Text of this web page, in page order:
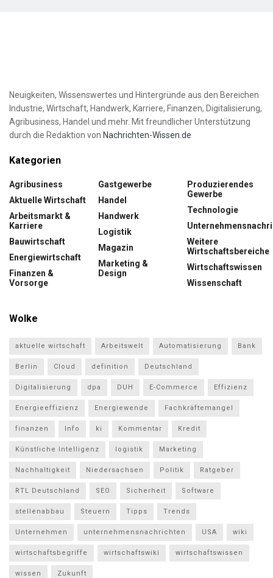
Neuigkeiten, Wissenswertes und Hintergründe aus den Bereichen
Industrie, Wirtschaft, Handwerk, Karriere, Finanzen, Digitalisierung,
Agribusiness, Handel und mehr. Mit freundlicher Unterstützung
durch die Redaktion von Nachrichten-Wissen.de
Kategorien
Agribusiness
Aktuelle Wirtschaft
Arbeitsmarkt &
Karriere
Bauwirtschaft
Energiewirtschaft
Finanzen &
Vorsorge
Gastgewerbe
Handel
Handwerk
Logistik
Magazin
Marketing &
Design
Produzierendes
Gewerbe
Technologie
Weitere
Wirtschaftsbereiche
Wirtschaftswissen
Wissenschaft
Wolke
aktuelle wirtschaft Arbeitswelt Automatisierung Bank
Berlin Cloud definition Deutschland
Digitalisierung dpa DUH E-Commerce Effizienz
Energieeffizienz Energiewende Fachkräftemangel
finanzen Info ki Kommentar Kredit
Künstliche Intelligenz logistik Marketing
Nachhaltigkeit Niedersachsen Politik Ratgeber
RTL Deutschland SEO Sicherheit Software
stellenabbau Steuern Tipps Trends
Unternehmen unternehmensnachrichten USA wiki
wirtschaftsbegriffe wirtschaftswiki wirtschaftswissen
wissen Zukunft